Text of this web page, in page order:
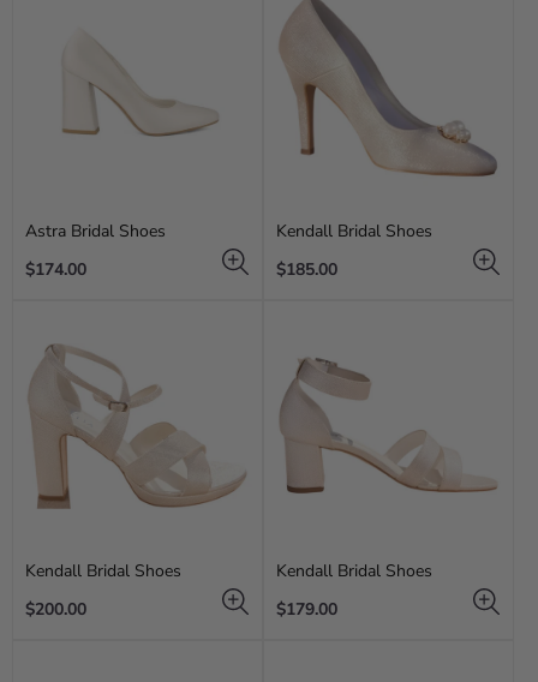
Astra Bridal Shoes
Regular
$174.00
Kendall Bridal Shoes
Regular
$185.00
Kendall Bridal Shoes
Regular
$200.00
Kendall Bridal Shoes
Regular
$179.00